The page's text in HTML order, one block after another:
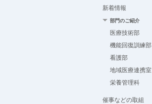
新着情報
部門のご紹介
医療技術部
機能回復訓練部
看護部
地域医療連携室
栄養管理科
催事などの取組